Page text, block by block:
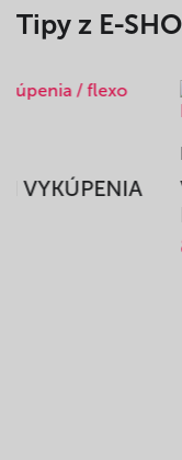
Tipy z E-
VYKÚPENIA